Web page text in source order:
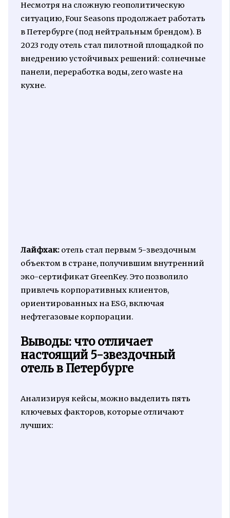
Несмотря на сложную геополитическую
ситуацию, Four Seasons продолжает работать
в Петербурге (под нейтральным брендом). В
2023 году отель стал пилотной площадкой по
внедрению устойчивых решений: солнечные
панели, переработка воды, zero waste на
кухне.
Лайфхак:отель стал первым 5-звездочным
объектом в стране, получившим внутренний
эко-сертификат GreenKey. Это позволило
привлечь корпоративных клиентов,
ориентированных на ESG, включая
нефтегазовые корпорации.
Выводы: что отличает
настоящий 5-звездочный
отель в Петербурге
Анализируя кейсы, можно выделить пять
ключевых факторов, которые отличают
лучших: